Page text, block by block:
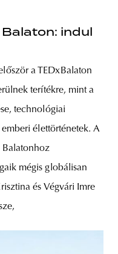
indul
a TEDxBalaton
terítékre, mint a
technológiai
élettörténetek. A
Balatonhoz
mégis globálisan
és Végvári Imre